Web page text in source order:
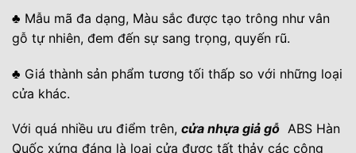
♣ Mẫu mã đa dạng, Màu sắc được tạo trông như vân
gỗ tự nhiên, đem đến sự sang trọng, quyến rũ.
♣ Giá thành sản phẩm tương tối thấp so với những loại
cửa khác.
Với quá nhiều ưu điểm trên, cửa nhựa giả gỗ ABS Hàn
Quốc xứng đáng là loại cửa được tất thảy các công